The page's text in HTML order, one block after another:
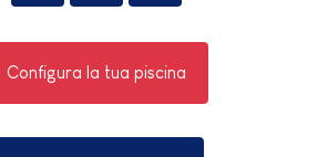
Configura la tua piscina